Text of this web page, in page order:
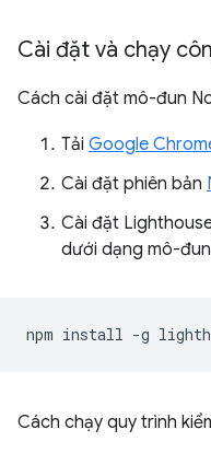
Cài đặt và chạy
Cách cài đặt mô-đun
Tải Google
Cài đặt phiên bản
Cài đặt
dưới dạng mô-
npm install -g
Cách chạy quy trình